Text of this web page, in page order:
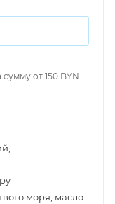
от 150 BYN
моря, масло